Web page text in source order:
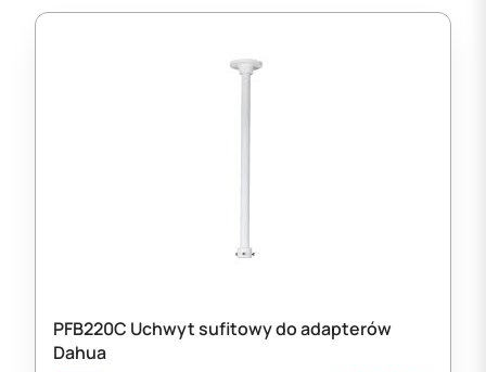
PFB220C Uchwyt sufitowy do adapterów
Dahua